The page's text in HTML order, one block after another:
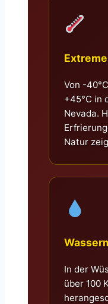
Von -
+45°C in
Nevada.
Natur
In der
über 100